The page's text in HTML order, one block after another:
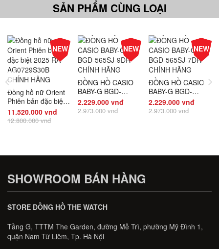
SẢN PHẨM CÙNG LOẠI
-10%
Giá
NEW
Đồng hồ nữ Orient
Phiên bản đặc biệt
2025 RA-
AG0729S30B
11.520.000 vnđ
12.800.000 vnđ
-25%
Giá
NEW
ĐỒNG HỒ CASIO
BABY-G BGD-
565SJ-9DR CHÍNH
HÃNG
2.229.000 vnđ
2.973.000 vnđ
-25%
Giá
NEW
ĐỒNG HỒ CASIO
BABY-G BGD-
565SJ-7DR CHÍNH
HÃNG
2.229.000 vnđ
2.973.000 vnđ
SHOWROOM BÁN HÀNG
STORE ĐỒNG HỒ THE WATCH
Tầng G, TTTM The Garden, đường Mễ Trì, phường Mỹ Đình 1,
quận Nam Từ Liêm, Tp. Hà Nội